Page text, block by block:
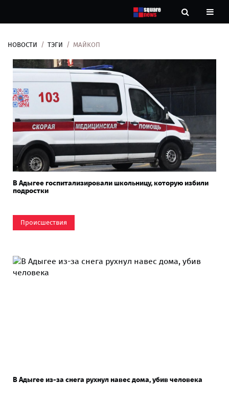
Рубрики
Контакты
О
нас
НОВОСТИ ТЭГИ МАЙКОП
В Адыгее госпитализировали школьницу, которую избили
подростки
Происшествия
В Адыгее из-за снега рухнул навес дома, убив человека